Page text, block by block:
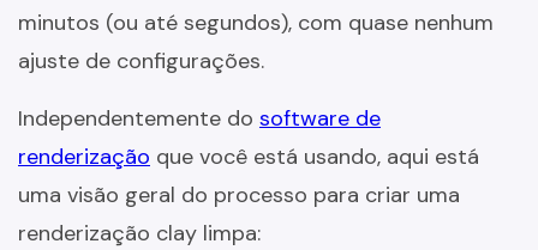
minutos (ou até segundos), com quase nenhum
ajuste de configurações.
Independentemente do software de
renderização que você está usando, aqui está
uma visão geral do processo para criar uma
renderização clay limpa: